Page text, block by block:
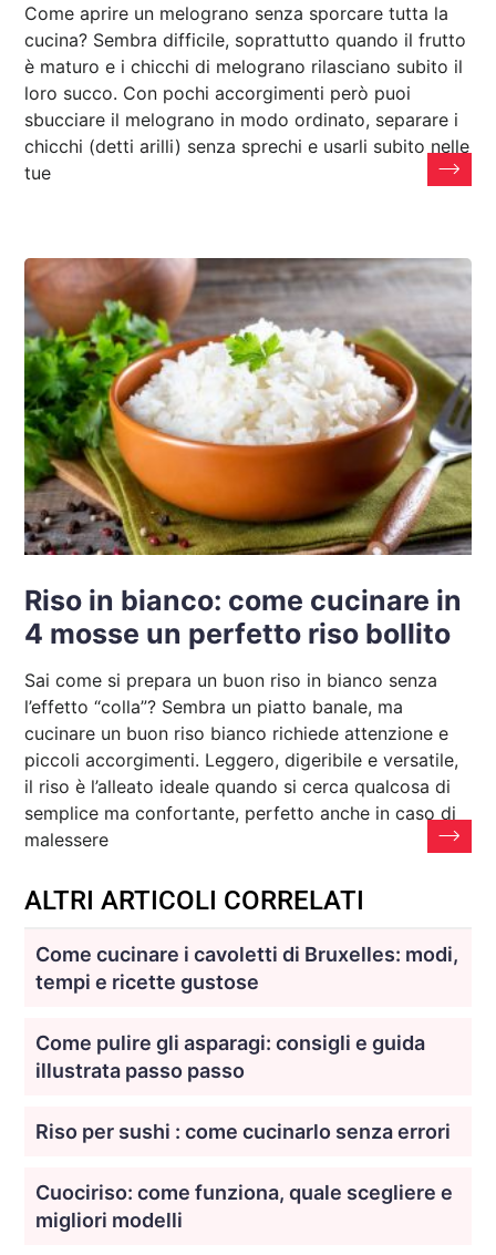
Come aprire un melograno senza sporcare tutta la
cucina? Sembra difficile, soprattutto quando il frutto
è maturo e i chicchi di melograno rilasciano subito il
loro succo. Con pochi accorgimenti però puoi
sbucciare il melograno in modo ordinato, separare i
chicchi (detti arilli) senza sprechi e usarli subito nelle
tue
Riso in bianco: come cucinare in
4 mosse un perfetto riso bollito
Sai come si prepara un buon riso in bianco senza
l’effetto “colla”? Sembra un piatto banale, ma
cucinare un buon riso bianco richiede attenzione e
piccoli accorgimenti. Leggero, digeribile e versatile,
il riso è l’alleato ideale quando si cerca qualcosa di
semplice ma confortante, perfetto anche in caso di
malessere
ALTRI ARTICOLI CORRELATI
Come cucinare i cavoletti di Bruxelles: modi,
tempi e ricette gustose
Come pulire gli asparagi: consigli e guida
illustrata passo passo
Riso per sushi : come cucinarlo senza errori
Cuociriso: come funziona, quale scegliere e
migliori modelli